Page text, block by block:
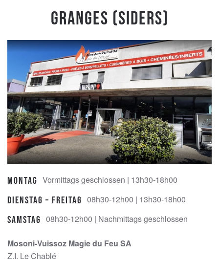
Granges (Siders)
Montag Vormittags geschlossen | 13h30-18h00
Dienstag – Freitag 08h30-12h00 | 13h30-18h00
Samstag 08h30-12h00 | Nachmittags geschlossen
Mosoni-Vuissoz Magie du Feu SA
Z.I. Le Chablé